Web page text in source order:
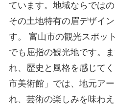
ています。地域ならでは
その土地特有の眉デザイ
す。 富山市の観光スポッ
でも屈指の観光地です。
れ、歴史と風格を感じて
市美術館」では、地元ア
れ、芸術の楽しみを味わ